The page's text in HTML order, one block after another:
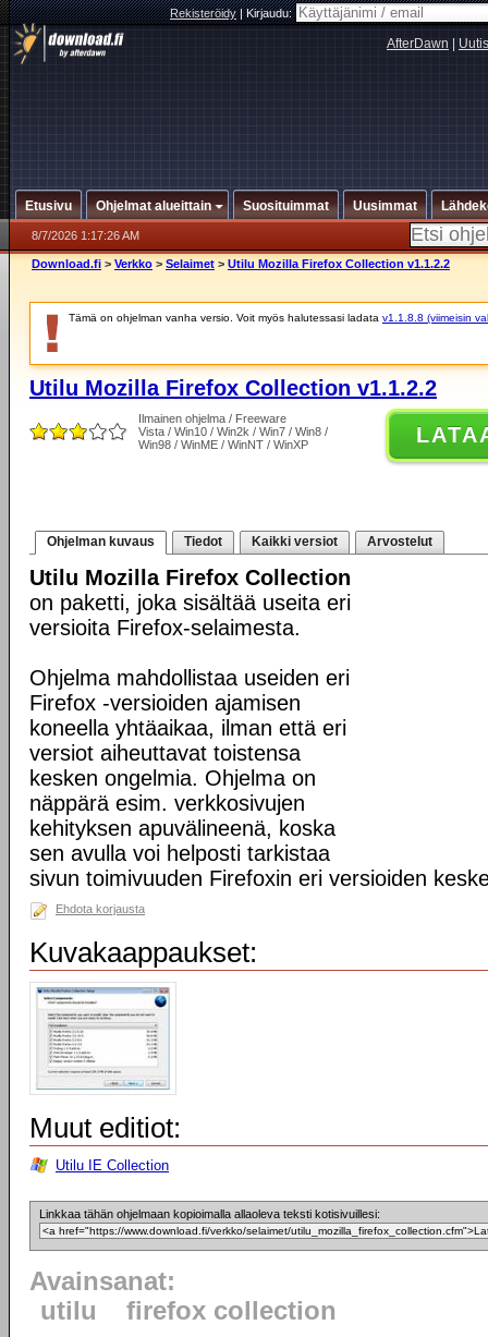
Rekisteröidy|Kirjaudu:
AfterDawn
Etusivu Ohjelmat alueittain Suosituimmat Uusimmat
8/7/2026 1:17:26 AM
Download.fi > Verkko > Selaimet > Utilu Mozilla Firefox Collection v1.1.2.2
Tämä on ohjelman vanha versio. Voit myös halutessasi ladata v1.1.8.8 (viimeisin
Utilu Mozilla Firefox Collection v1.1.2.2
Ilmainen ohjelma / Freeware
Vista / Win10 / Win2k / Win7 / Win8 /
Win98 / WinME / WinNT / WinXP
Ohjelman kuvaus Tiedot Kaikki versiot Arvostelut
Utilu Mozilla Firefox Collection
on paketti, joka sisältää useita eri
versioita Firefox-selaimesta.
Ohjelma mahdollistaa useiden eri
Firefox -versioiden ajamisen
koneella yhtäaikaa, ilman että eri
versiot aiheuttavat toistensa
kesken ongelmia. Ohjelma on
näppärä esim. verkkosivujen
kehityksen apuvälineenä, koska
sen avulla voi helposti tarkistaa
sivun toimivuuden Firefoxin eri versioiden
Ehdota korjausta
Kuvakaappaukset:
Muut editiot:
Utilu IE Collection
Linkkaa tähän ohjelmaan kopioimalla allaoleva teksti kotisivuillesi:
Avainsanat:
utilu
firefox collection